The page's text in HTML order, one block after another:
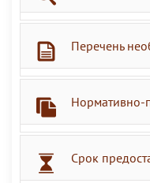
Перечень
Нормативно-
Срок